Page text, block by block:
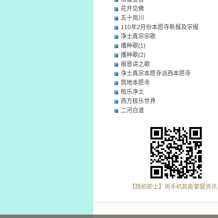
花开见佛
五十岚川
110年2月份本愿寺新报及宗报
净土真宗宗歌
播种歌(1)
播种歌(2)
报恩讲之歌
浄土真宗本愿寺派西本愿寺
筑地本愿寺
极乐净土
西方极乐世界
二河白道
【随拍即上】用手机就能掌握资